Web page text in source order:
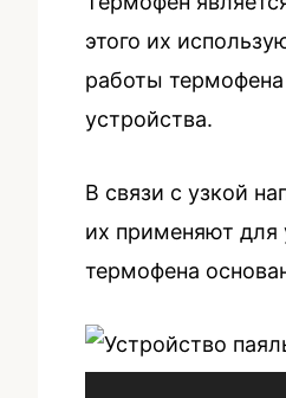
этого их
работы термофена
устройства.
В связи с узкой
их применяют для
термофена